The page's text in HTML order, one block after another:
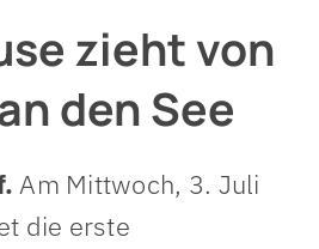
Präventionzieht von
den See
Am Mittwoch, 3. Juli
die erste